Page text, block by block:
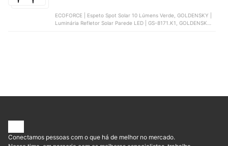
ECOFORCE | Espeto Spot Solar 10 Lúmens Verde, GOLDENSKY |
Luminária Refletor Solar Parede LED | GS-8171.K1, GOLDENSKY |
Conectamos pessoas com o que há de melhor no mercado.